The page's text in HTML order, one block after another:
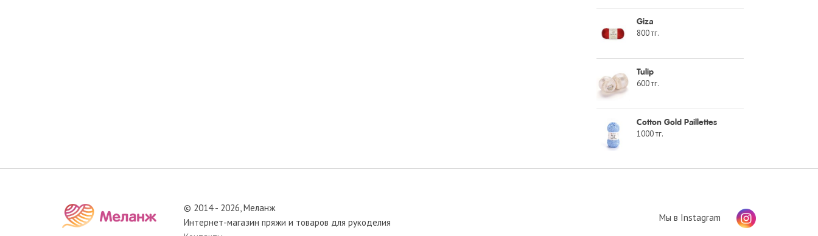
Giza
800тг.
Tulip
600тг.
Cotton Gold Paillettes
1000тг.
© 2014 - 2026, Меланж
Интернет-магазин пряжи и товаров для рукоделия
Мы в Instagram